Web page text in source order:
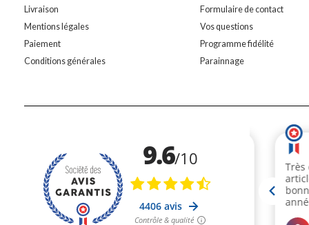
Livraison
Mentions légales
Paiement
Conditions générales
Formulaire de contact
Vos questions
Programme fidélité
Parainnage